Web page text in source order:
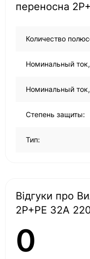
переносна
Количество
Номинальный
Номинальный
Степень защиты:
Тип:
Відгуки про
2Р+PЕ 32А
0